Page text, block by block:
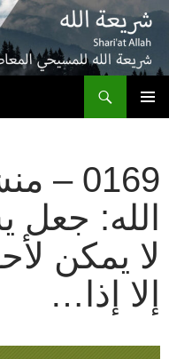
0169
الله: جعل
لا يمكن
إلا إذا…